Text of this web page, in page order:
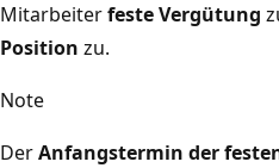
Mitarbeiterfeste Vergütung
Position zu.
Note
DerAnfangstermin der